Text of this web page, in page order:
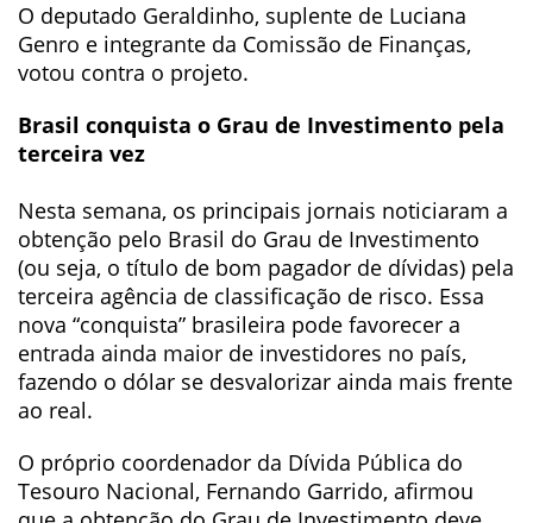
O deputado Geraldinho, suplente de Luciana
Genro e integrante da Comissão de Finanças,
votou contra o projeto.
Brasil conquista o Grau de Investimento pela
terceira vez
Nesta semana, os principais jornais noticiaram a
obtenção pelo Brasil do Grau de Investimento
(ou seja, o título de bom pagador de dívidas) pela
terceira agência de classificação de risco. Essa
nova “conquista” brasileira pode favorecer a
entrada ainda maior de investidores no país,
fazendo o dólar se desvalorizar ainda mais frente
ao real.
O próprio coordenador da Dívida Pública do
Tesouro Nacional, Fernando Garrido, afirmou